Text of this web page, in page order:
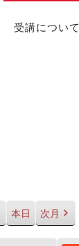
受講について
本日 次月